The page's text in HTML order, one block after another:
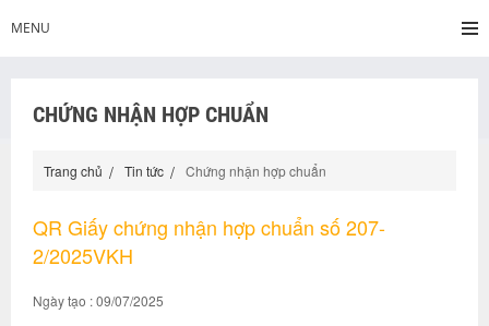
MENU
CHỨNG NHẬN HỢP CHUẨN
Trang chủ Tin tức Chứng nhận hợp chuẩn
QR Giấy chứng nhận hợp chuẩn số 207-
2/2025VKH
Ngày tạo : 09/07/2025